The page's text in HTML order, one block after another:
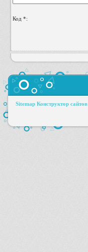
Код *:
Sitemap Конструктор сайтов